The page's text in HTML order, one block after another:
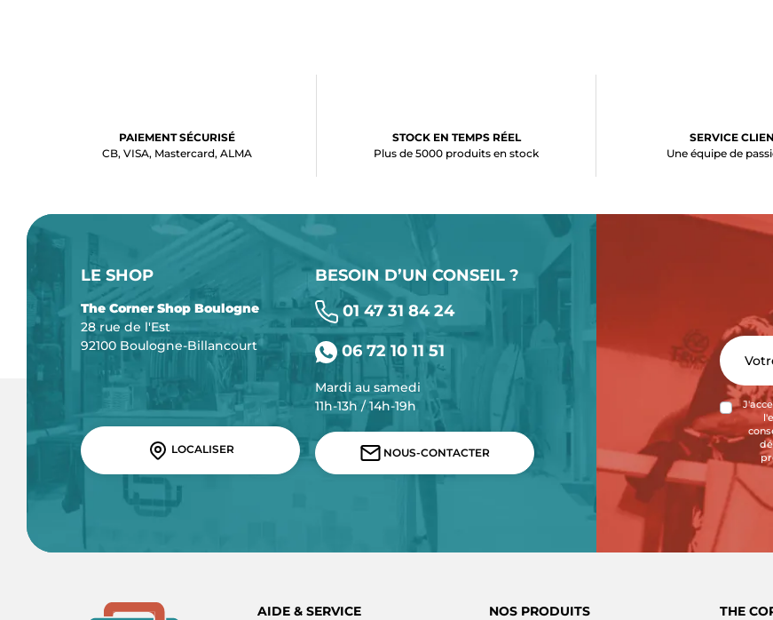
PAIEMENT SÉCURISÉ
CB, VISA, Mastercard, ALMA
STOCK EN TEMPS RÉEL
Plus de 5000 produits en stock
SERVICE
Une équipe de
LE SHOP
The Corner Shop Boulogne
28 rue de l'Est
92100 Boulogne-Billancourt
LOCALISER
BESOIN D’UN CONSEIL ?
01 47 31 84 24
06 72 10 11 51
Mardi au samedi
11h-13h / 14h-19h
NOUS-CONTACTER
AIDE & SERVICE NOS PRODUITS THE